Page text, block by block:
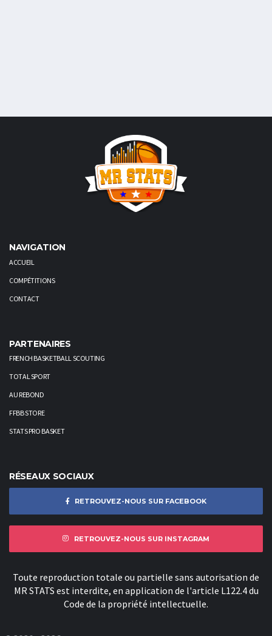
NAVIGATION
ACCUEIL
COMPÉTITIONS
CONTACT
PARTENAIRES
FRENCH BASKETBALL SCOUTING
TOTAL SPORT
AU REBOND
FFBB STORE
STATS PRO BASKET
RÉSEAUX SOCIAUX
RETROUVEZ-NOUS SUR FACEBOOK
RETROUVEZ-NOUS SUR INSTAGRAM
Toute reproduction totale ou partielle sans autorisation de
MR STATS est interdite, en application de l'article L122.4 du
Code de la propriété intellectuelle.